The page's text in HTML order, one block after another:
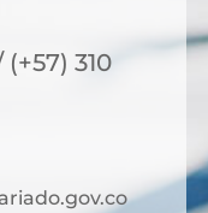
(+57) 310